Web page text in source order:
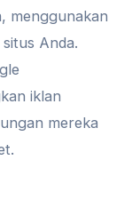
menggunakan
Anda.
iklan
mereka